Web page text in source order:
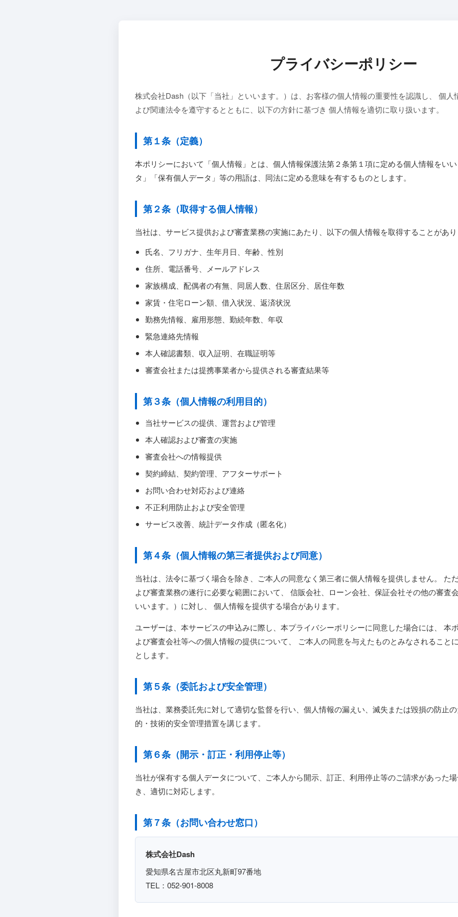
プライバシーポリシー
株式会社Dash（以下「当社」といいます。）は、お客様の個人情報の重要性を認識し、 個人
よび関連法令を遵守するとともに、以下の方針に基づき 個人情報を適切に取り扱います。
第１条（定義）
本ポリシーにおいて「個人情報」とは、個人情報保護法第２条第１項に定める個人情報をい
タ」「保有個人データ」等の用語は、同法に定める意味を有するものとします。
第２条（取得する個人情報）
当社は、サービス提供および審査業務の実施にあたり、以下の個人情報を取得することがあ
氏名、フリガナ、生年月日、年齢、性別
住所、電話番号、メールアドレス
家族構成、配偶者の有無、同居人数、住居区分、居住年数
家賃・住宅ローン額、借入状況、返済状況
勤務先情報、雇用形態、勤続年数、年収
緊急連絡先情報
本人確認書類、収入証明、在職証明等
審査会社または提携事業者から提供される審査結果等
第３条（個人情報の利用目的）
当社サービスの提供、運営および管理
本人確認および審査の実施
審査会社への情報提供
契約締結、契約管理、アフターサポート
お問い合わせ対応および連絡
不正利用防止および安全管理
サービス改善、統計データ作成（匿名化）
第４条（個人情報の第三者提供および同意）
当社は、法令に基づく場合を除き、ご本人の同意なく第三者に個人情報を提供しません。 た
よび審査業務の遂行に必要な範囲において、 信販会社、ローン会社、保証会社その他の審査
いいます。）に対し、 個人情報を提供する場合があります。
ユーザーは、本サービスの申込みに際し、本プライバシーポリシーに同意した場合には、 本
よび審査会社等への個人情報の提供について、 ご本人の同意を与えたものとみなされること
とします。
第５条（委託および安全管理）
当社は、業務委託先に対して適切な監督を行い、個人情報の漏えい、滅失または毀損の防止
的・技術的安全管理措置を講じます。
第６条（開示・訂正・利用停止等）
当社が保有する個人データについて、ご本人から開示、訂正、利用停止等のご請求があった
き、適切に対応します。
第７条（お問い合わせ窓口）
株式会社Dash
愛知県名古屋市北区丸新町97番地
TEL：052-901-8008